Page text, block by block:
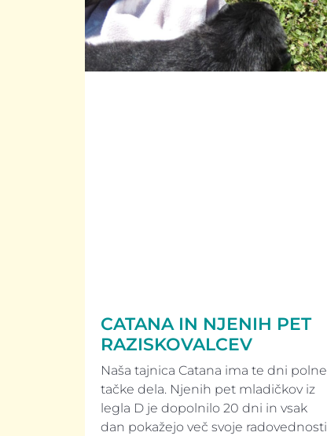
CATANA IN NJENIH PET
RAZISKOVALCEV
Naša tajnica Catana ima te dni polne
tačke dela. Njenih pet mladičkov iz
legla D je dopolnilo 20 dni in vsak
dan pokažejo več svoje radovednosti